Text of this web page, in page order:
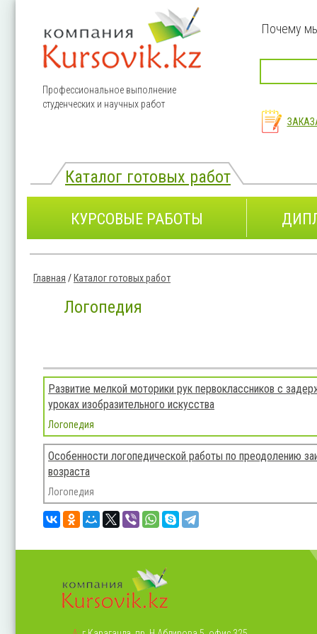
Профессиональное выполнение
студенческих и научных работ
Почему
Каталог готовых работ
КУРСОВЫЕ РАБОТЫ
Главная / Каталог готовых работ
Логопедия
Развитие мелкой моторики рук первоклассников с
уроках изобразительного искусства
Логопедия
Особенности логопедической работы по преодолению
возраста
Логопедия